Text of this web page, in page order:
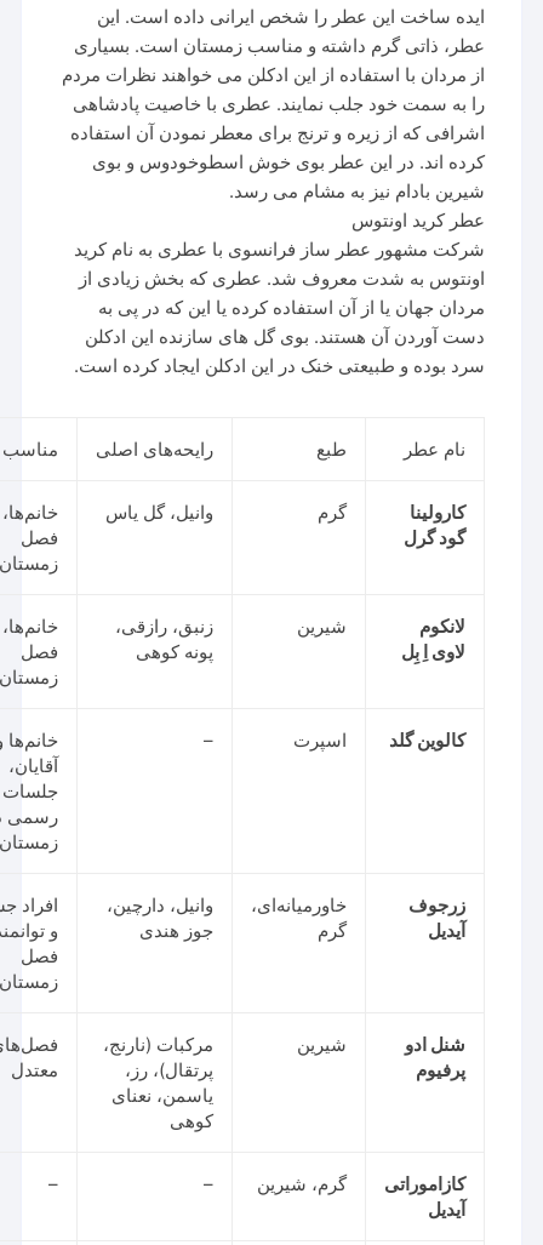
ایده ساخت این عطر را شخص ایرانی داده است. این
عطر، ذاتی گرم داشته و مناسب زمستان است. بسیاری
از مردان با استفاده از این ادکلن می خواهند نظرات مردم
را به سمت خود جلب نمایند. عطری با خاصیت پادشاهی
اشرافی که از زیره و ترنج برای معطر نمودن آن استفاده
کرده اند. در این عطر بوی خوش اسطوخودوس و بوی
شیرین بادام نیز به مشام می رسد.
عطر کرید اونتوس
شرکت مشهور عطر ساز فرانسوی با عطری به نام کرید
اونتوس به شدت معروف شد. عطری که بخش زیادی از
مردان جهان یا از آن استفاده کرده یا این که در پی به
دست آوردن آن هستند. بوی گل های سازنده این ادکلن
سرد بوده و طبیعتی خنک در این ادکلن ایجاد کرده است.
نام عطر رایحه‌های اصلی مناسب برای
کارولینا
گود گرل
وانیل، گل یاس
خانم‌ها،
زمستان
لاوی اِ بِل
زنبق، رازقی،
پونه کوهی
زمستان
کالوین گلد اسپرت
خانم‌ها و
رسمی در
زمستان
زرجوف
خاورمیانه‌ای،
وانیل، دارچین،
جوز هندی
افراد جسور
و توانمند،
زمستان
شنل ادو
مرکبات (نارنج،
پرتقال)، رز،
یاسمن، نعنای
فصل‌های
کازاموراتی
گرم، شیرین –